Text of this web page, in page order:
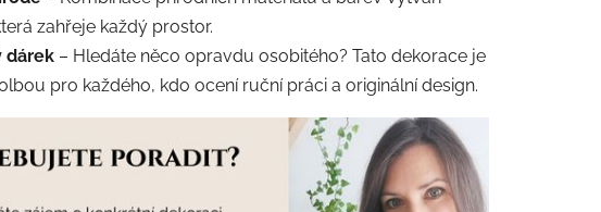
zahřeje každý prostor.
dárek – Hledáte něco opravdu osobitého? Tato dekorace je
pro každého, kdo ocení ruční práci a originální design.